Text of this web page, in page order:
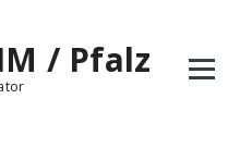
/ Pfalz